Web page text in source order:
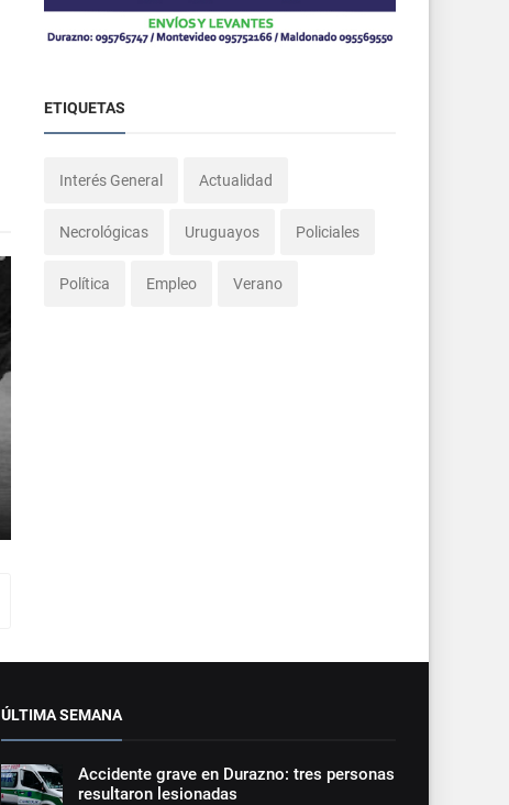
ETIQUETAS
Interés General Actualidad
Necrológicas Uruguayos Policiales
Política Empleo Verano
ÚLTIMA SEMANA
Accidente grave en Durazno: tres personas
resultaron lesionadas